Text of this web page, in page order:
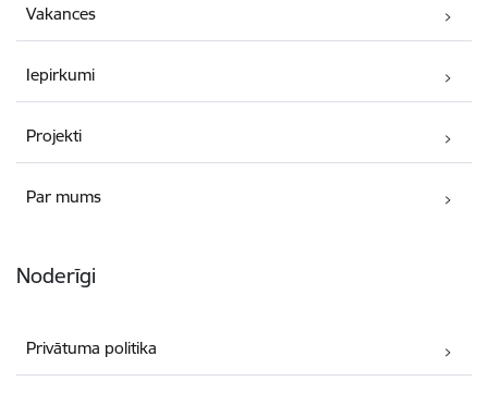
Vakances
Iepirkumi
Projekti
Par mums
Noderīgi
Privātuma politika